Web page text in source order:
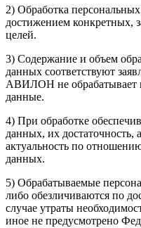
2) Обработка
достижением конкретных,
целей.
3) Содержание и объем
данных соответствуют
АВИЛОН не обрабатывает
данные.
4) При обработке
данных, их достаточность,
актуальность по
данных.
5) Обрабатываемые
либо обезличиваются по
случае утраты
иное не предусмотрено